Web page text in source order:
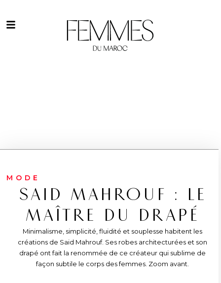
MODE
SAID MAHROUF : LE
MAÎTRE DU DRAPÉ
Minimalisme, simplicité, fluidité et souplesse habitent les
créations de Said Mahrouf. Ses robes architecturées et son
drapé ont fait la renommée de ce créateur qui sublime de
façon subtile le corps des femmes. Zoom avant.